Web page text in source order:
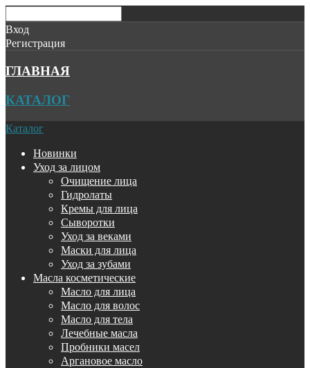
Вход
Регистрация
ГЛАВНАЯ
КАТАЛОГ
Каталог
Новинки
Уход за лицом
Очищение лица
Гидролаты
Кремы для лица
Сыворотки
Уход за веками
Маски для лица
Уход за зубами
Масла косметические
Масло для лица
Масло для волос
Масло для тела
Лечебные масла
Пробники масел
Аргановое масло